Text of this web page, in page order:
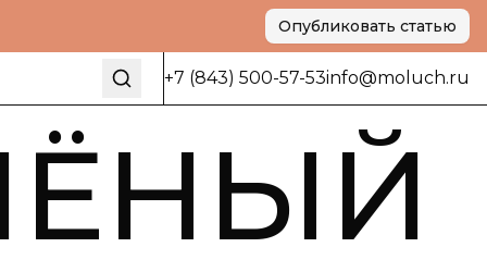
Опубликовать статью
+7 (843) 500-57-53info@moluch.ru